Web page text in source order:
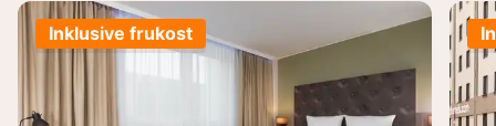
Inklusive frukost